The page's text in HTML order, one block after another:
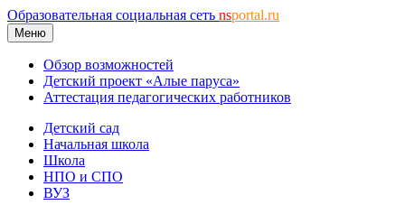
Образовательная социальная сеть nsportal.ru
Меню
Обзор возможностей
Детский проект «Алые паруса»
Аттестация педагогических работников
Детский сад
Начальная школа
Школа
НПО и СПО
ВУЗ